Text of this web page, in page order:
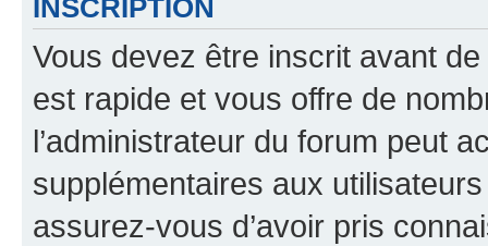
INSCRIPTION
Vous devez être inscrit avant
est rapide et vous offre de
l’administrateur du forum peut
supplémentaires aux
assurez-vous d’avoir pris